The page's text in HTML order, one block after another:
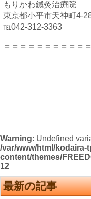
もりかわ鍼灸治療院
東京都小平市天神町4-
℡042-312-3363
＝＝＝＝＝＝＝＝＝＝
Warning: Undefined
/var/www/html/kodaira-
content/themes/
12
最新の記事